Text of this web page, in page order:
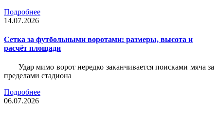
Подробнее
14.07.2026
Сетка за футбольными воротами: размеры, высота и
расчёт площади
Удар мимо ворот нередко заканчивается поисками мяча за
пределами стадиона
Подробнее
06.07.2026